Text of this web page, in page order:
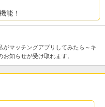
能！
がマッチングアプリしてみたら～キ
知らせが受け取れます。